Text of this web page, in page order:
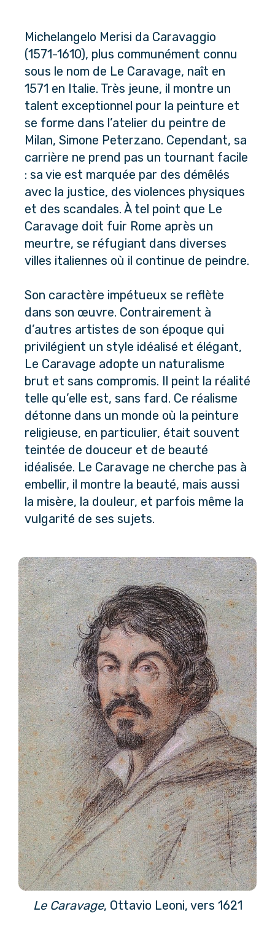
Michelangelo Merisi da Caravaggio
(1571-1610), plus communément connu
sous le nom de Le Caravage, naît en
1571 en Italie. Très jeune, il montre un
talent exceptionnel pour la peinture et
se forme dans l’atelier du peintre de
Milan, Simone Peterzano. Cependant, sa
carrière ne prend pas un tournant facile
: sa vie est marquée par des démêlés
avec la justice, des violences physiques
et des scandales. À tel point que Le
Caravage doit fuir Rome après un
meurtre, se réfugiant dans diverses
villes italiennes où il continue de peindre.
Son caractère impétueux se reflète
dans son œuvre. Contrairement à
d’autres artistes de son époque qui
privilégient un style idéalisé et élégant,
Le Caravage adopte un naturalisme
brut et sans compromis. Il peint la réalité
telle qu’elle est, sans fard. Ce réalisme
détonne dans un monde où la peinture
religieuse, en particulier, était souvent
teintée de douceur et de beauté
idéalisée. Le Caravage ne cherche pas à
embellir, il montre la beauté, mais aussi
la misère, la douleur, et parfois même la
vulgarité de ses sujets.
Le Caravage, Ottavio Leoni, vers 1621